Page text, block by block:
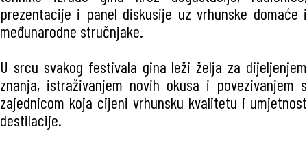
prezentacije i panel diskusije uz vrhunske domaće i
međunarodne stručnjake.
U srcu svakog festivala gina leži želja za dijeljenjem
znanja, istraživanjem novih okusa i povezivanjem s
zajednicom koja cijeni vrhunsku kvalitetu i umjetnost
destilacije.